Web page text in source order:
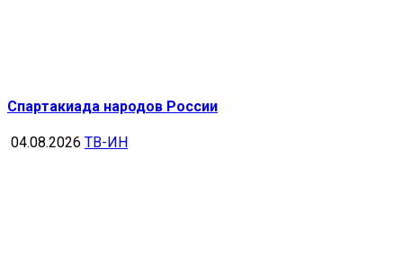
Спартакиада народов России
04.08.2026 ТВ-ИН